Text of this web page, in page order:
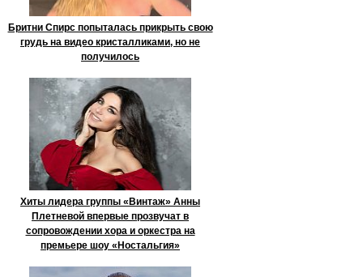
Бритни Спирс попыталась прикрыть свою
грудь на видео кристалликами, но не
получилось
Хиты лидера группы «Винтаж» Анны
Плетневой впервые прозвучат в
сопровождении хора и оркестра на
премьере шоу «Ностальгия»